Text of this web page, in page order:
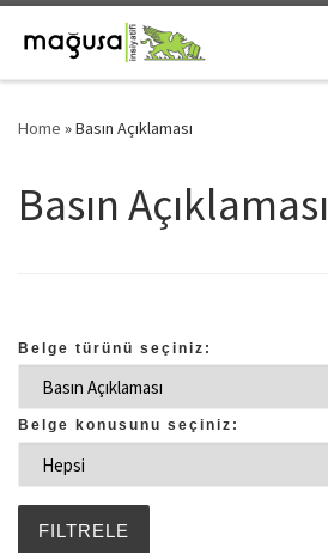
Skip to content
Home »Basın Açıklaması
Basın Açıklaması
Belge türünü seçiniz:
Belge konusunu seçiniz: